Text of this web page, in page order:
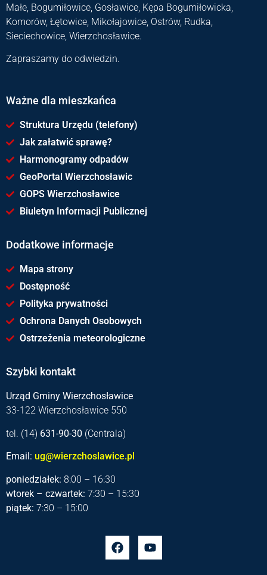
Małe, Bogumiłowice, Gosławice, Kępa Bogumiłowicka,
Komorów, Łętowice, Mikołajowice, Ostrów, Rudka,
Sieciechowice, Wierzchosławice.
Zapraszamy do odwiedzin.
Ważne dla mieszkańca
Struktura Urzędu (telefony)
Jak załatwić sprawę?
Harmonogramy odpadów
GeoPortal Wierzchosławic
GOPS Wierzchosławice
Biuletyn Informacji Publicznej
Dodatkowe informacje
Mapa strony
Dostępność
Polityka prywatności
Ochrona Danych Osobowych
Ostrzeżenia meteorologiczne
Szybki kontakt
Urząd Gminy Wierzchosławice
33-122 Wierzchosławice 550
tel. (14) 631-90-30 (Centrala)
Email: ug@wierzchoslawice.pl
poniedziałek: 8:00 – 16:30
wtorek – czwartek: 7:30 – 15:30
piątek: 7:30 – 15:00